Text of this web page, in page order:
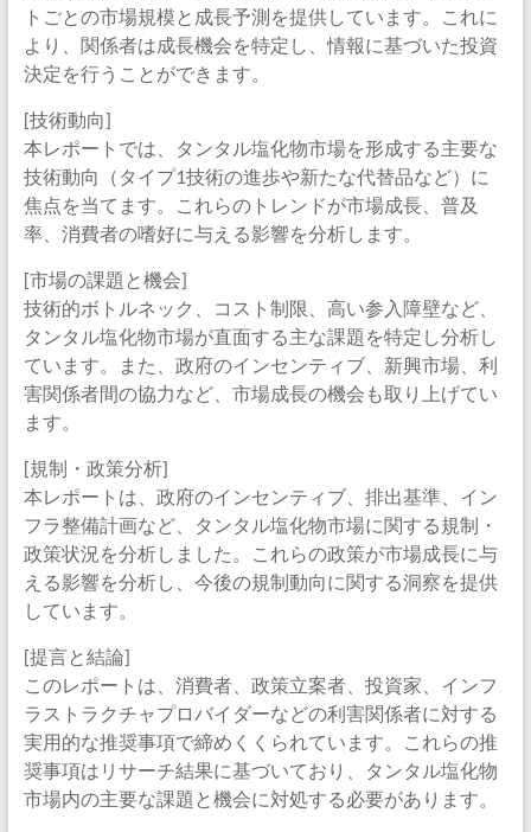
トごとの市場規模と成長予測を提供しています。これに
より、関係者は成長機会を特定し、情報に基づいた投資
決定を行うことができます。
[技術動向]
本レポートでは、タンタル塩化物市場を形成する主要な
技術動向（タイプ1技術の進歩や新たな代替品など）に
焦点を当てます。これらのトレンドが市場成長、普及
率、消費者の嗜好に与える影響を分析します。
[市場の課題と機会]
技術的ボトルネック、コスト制限、高い参入障壁など、
タンタル塩化物市場が直面する主な課題を特定し分析し
ています。また、政府のインセンティブ、新興市場、利
害関係者間の協力など、市場成長の機会も取り上げてい
ます。
[規制・政策分析]
本レポートは、政府のインセンティブ、排出基準、イン
フラ整備計画など、タンタル塩化物市場に関する規制・
政策状況を分析しました。これらの政策が市場成長に与
える影響を分析し、今後の規制動向に関する洞察を提供
しています。
[提言と結論]
このレポートは、消費者、政策立案者、投資家、インフ
ラストラクチャプロバイダーなどの利害関係者に対する
実用的な推奨事項で締めくくられています。これらの推
奨事項はリサーチ結果に基づいており、タンタル塩化物
市場内の主要な課題と機会に対処する必要があります。